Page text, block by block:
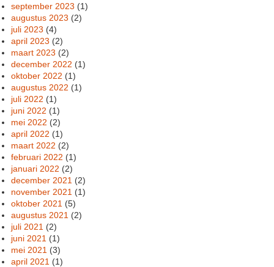
september 2023 (1)
augustus 2023 (2)
juli 2023 (4)
april 2023 (2)
maart 2023 (2)
december 2022 (1)
oktober 2022 (1)
augustus 2022 (1)
juli 2022 (1)
juni 2022 (1)
mei 2022 (2)
april 2022 (1)
maart 2022 (2)
februari 2022 (1)
januari 2022 (2)
december 2021 (2)
november 2021 (1)
oktober 2021 (5)
augustus 2021 (2)
juli 2021 (2)
juni 2021 (1)
mei 2021 (3)
april 2021 (1)